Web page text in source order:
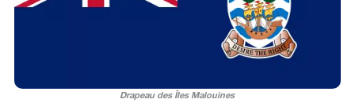
Drapeau des Îles Malouines